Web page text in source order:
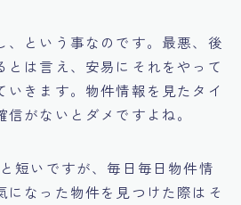
という事なのです。最悪、後
とは言え、安易にそれをやって
いきます。物件情報を見たタイ
がないとダメですよね。
短いですが、毎日毎日物件情
になった物件を見つけた際はそ